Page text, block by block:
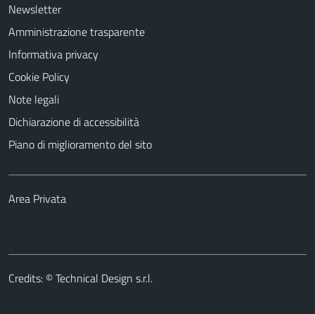
Newsletter
Amministrazione trasparente
Informativa privacy
Cookie Policy
Note legali
Dichiarazione di accessibilità
Piano di miglioramento del sito
Area Privata
Credits: ©Technical Design s.r.l.